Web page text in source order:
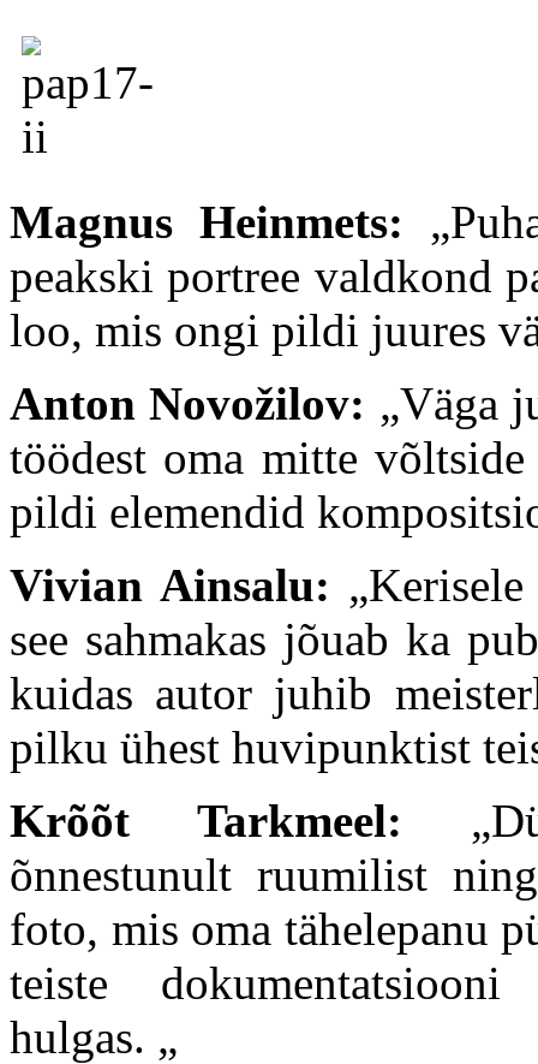
Magnus Heinmets: „
peakski portree valdkond
loo, mis ongi pildi juures
Anton Novožilov: „Väga
töödest oma mitte
pildi elemendid
Vivian Ainsalu:
see sahmakas jõuab ka
kuidas autor juhib
pilku ühest huvipunktist
Krõõt Tarkmeel: „
õnnestunult ruumilist
foto, mis oma tähelepanu
teiste
hulgas. „